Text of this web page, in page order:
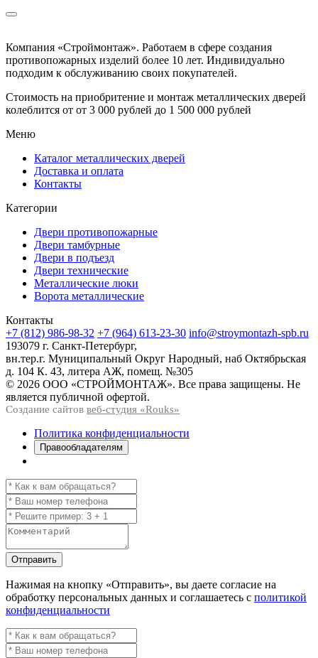
Компания «Строймонтаж». Работаем в сфере создания
противопожарных изделий более 10 лет. Индивидуально
подходим к обслуживанию своих покупателей.
Стоимость на приобритение и монтаж металлических дверей
колеблится от от 3 000 рублей до 1 500 000 рублей
Меню
Каталог металлических дверей
Доставка и оплата
Контакты
Категории
Двери противопожарные
Двери тамбурные
Двери в подъезд
Двери технические
Металлические люки
Ворота металлические
Контакты
+7 (812) 986-98-32 +7 (964) 613-23-30 info@stroymontazh-spb.ru
193079 г. Санкт-Петербург,
вн.тер.г. Муниципальный Округ Народный, наб Октябрьская
д. 104 К. 43, литера АЖ, помещ. №305
© 2026 ООО «СТРОЙМОНТАЖ». Все права защищены. Не
является публичной офертой.
Создание сайтов веб-студия «Rouks»
Политика конфиденциальности
Правообладателям
Отправить
Нажимая на кнопку «Отправить», вы даете согласие на
обработку персональных данных и соглашаетесь с политикой
конфиденциальности